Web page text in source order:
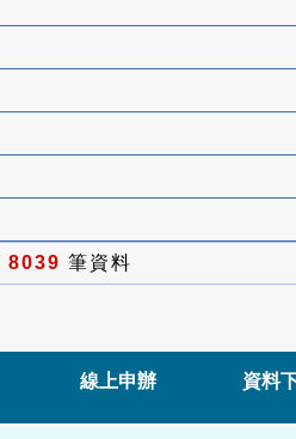
8039 筆資料
線上申辦 資料